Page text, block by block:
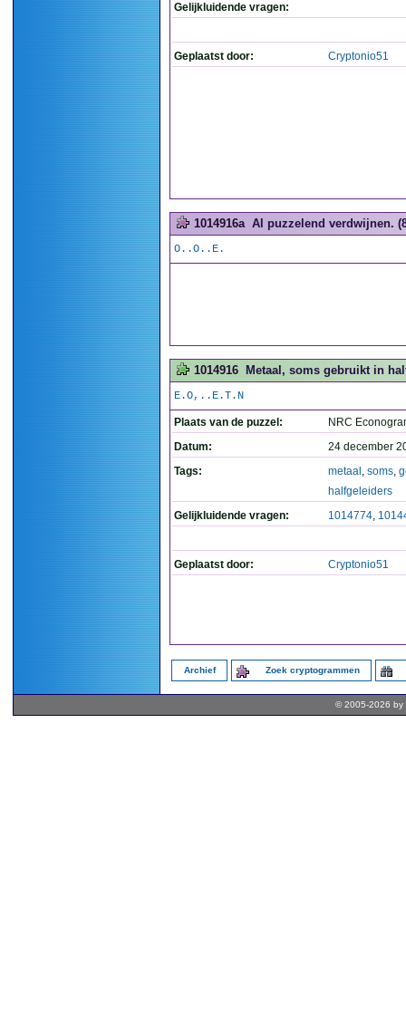
Gelijkluidende vragen:
Geplaatst door: Cryptonio51
1014916a Al puzzelend verdwijnen.
O..O..E.
1014916 Metaal, soms gebruikt in
E.O,..E.T.N
Plaats van de puzzel:
NRC
Datum:
24 december
Tags:
metaal , soms,
halfgeleiders
Gelijkluidende vragen:
1014774,
Geplaatst door: Cryptonio51
Archief Zoek cryptogrammen
© 2005-2026 by